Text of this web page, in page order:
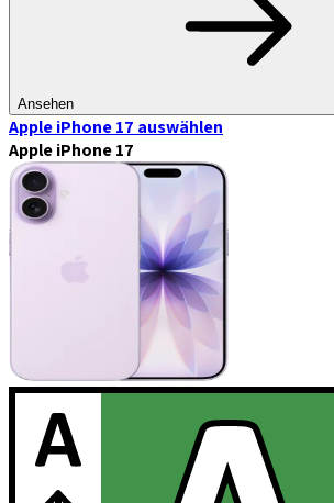
Ansehen
Apple iPhone 17 auswählen
Apple iPhone 17